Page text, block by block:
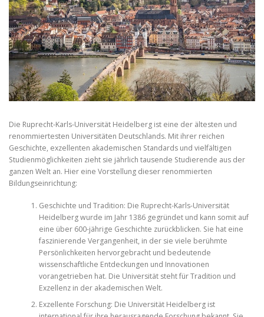
Die Ruprecht-Karls-Universität Heidelberg ist eine der ältesten und
renommiertesten Universitäten Deutschlands. Mit ihrer reichen
Geschichte, exzellenten akademischen Standards und vielfältigen
Studienmöglichkeiten zieht sie jährlich tausende Studierende aus der
ganzen Welt an. Hier eine Vorstellung dieser renommierten
Bildungseinrichtung:
Geschichte und Tradition: Die Ruprecht-Karls-Universität
Heidelberg wurde im Jahr 1386 gegründet und kann somit auf
eine über 600-jährige Geschichte zurückblicken. Sie hat eine
faszinierende Vergangenheit, in der sie viele berühmte
Persönlichkeiten hervorgebracht und bedeutende
wissenschaftliche Entdeckungen und Innovationen
vorangetrieben hat. Die Universität steht für Tradition und
Exzellenz in der akademischen Welt.
Exzellente Forschung: Die Universität Heidelberg ist